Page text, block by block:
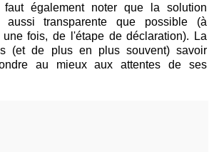
faut également noter que la solution
transparente que possible (à
une fois, de l'étape de déclaration). La
(et de plus en plus souvent) savoir
au mieux aux attentes de ses